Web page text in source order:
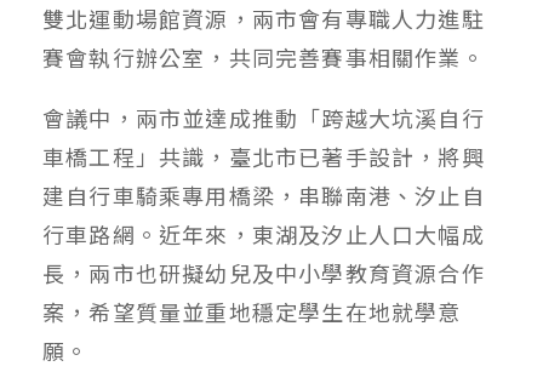
雙北運動場館資源，兩市會有專職人力進駐
賽會執行辦公室，共同完善賽事相關作業。
會議中，兩市並達成推動「跨越大坑溪自行
車橋工程」共識，臺北市已著手設計，將興
建自行車騎乘專用橋梁，串聯南港、汐止自
行車路網。近年來，東湖及汐止人口大幅成
長，兩市也研擬幼兒及中小學教育資源合作
案，希望質量並重地穩定學生在地就學意
願。